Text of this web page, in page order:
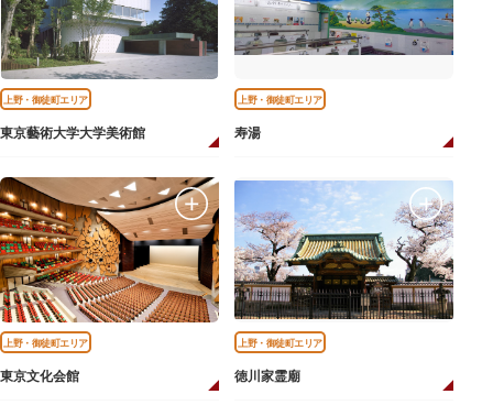
上野・御徒町エリア
東京藝術大学大学美術館
上野・御徒町エリア
寿湯
上野・御徒町エリア
東京文化会館
上野・御徒町エリア
徳川家霊廟